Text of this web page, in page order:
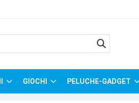
GIOCHI PELUCHE-GADGET